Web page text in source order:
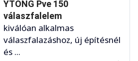
YTONG Pve 150
válaszfalelem
kiválóan alkalmas
válaszfalazáshoz, új építésnél
és ...